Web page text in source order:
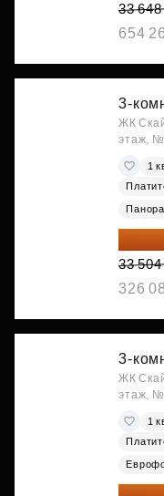
33
654
3-
ЖК
этаж,
1
26
33
326
3-
ЖК
этаж,
1